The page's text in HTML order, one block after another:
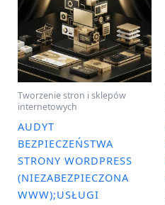
Tworzenie stron i sklepów
internetowych
AUDYT
BEZPIECZEŃSTWA
STRONY WORDPRESS
(NIEZABEZPIECZONA
WWW);USŁUGI